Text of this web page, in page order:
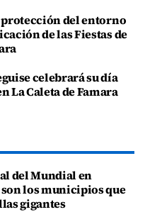
protección del entorno
de las Fiestas de
celebrará su día
La Caleta de Famara
del Mundial en
son los municipios que
gigantes